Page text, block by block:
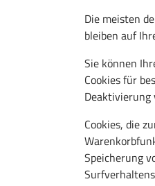
Die meisten
bleiben auf
Sie können
Cookies für
Deaktivierung
Cookies, die
Speicherung